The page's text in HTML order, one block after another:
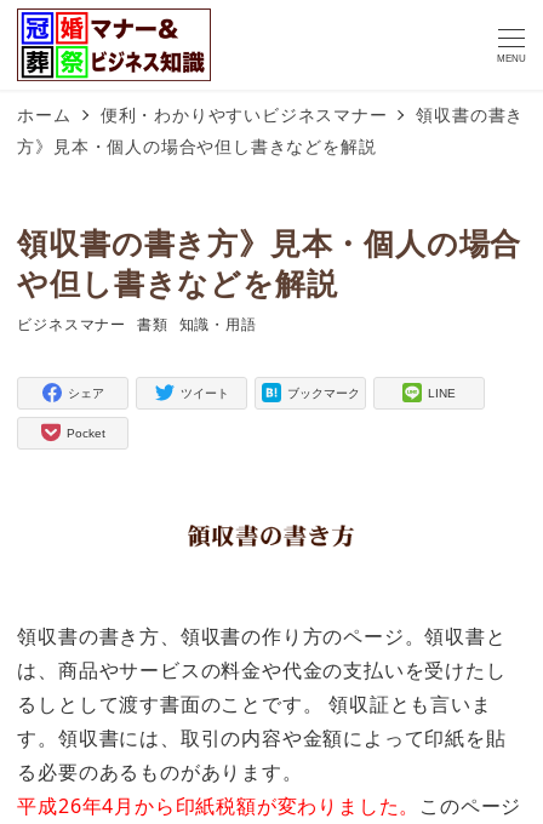
MENU
ホーム 便利・わかりやすいビジネスマナー
領収書の書き
方》見本・個人の場合や但し書きなどを解説
領収書の書き方》見本・個人の場合
や但し書きなどを解説
タグ
ビジネスマナー
タグ
書類
タグ
知識・用語
シェア ツイート ブックマーク LINE
Pocket
領収書の書き方、領収書の作り方のページ。領収書と
は、商品やサービスの料金や代金の支払いを受けたし
るしとして渡す書面のことです。 領収証とも言いま
す。領収書には、取引の内容や金額によって印紙を貼
る必要のあるものがあります。
平成26年4月から印紙税額が変わりました。 このページ